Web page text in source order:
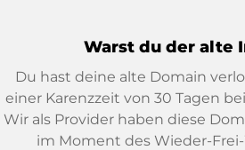
Warst du der alte
Du hast deine alte Domain
einer Karenzzeit von 30 Tagen
Wir als Provider haben diese
im Moment des Wieder-